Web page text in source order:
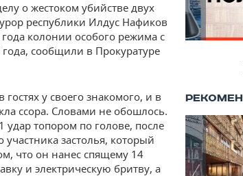
о жестоком убийстве двух
республики Илдус Нафиков
колонии особого режима с
сообщили в Прокуратуре
у своего знакомого, и в
ссора. Словами не обошлось.
удар топором по голове, после
застолья, который
что он нанес спящему 14
и электрическую бритву, а